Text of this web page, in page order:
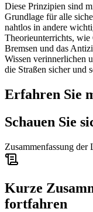
Diese Prinzipien sind
Grundlage für alle
nahtlos in andere
Theorieunterrichts,
Bremsen und das
Wissen verinnerlichen
die Straßen sicher und
Erfahren Sie
Schauen Sie
Zusammenfassung der
Kurze
fortfahren